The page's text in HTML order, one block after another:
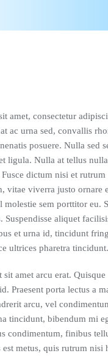
amet, consectetur
ac urna sed, convallis
posuere. Nulla sed
ligula. Nulla at tellus
Fusce dictum nisi et
vitae viverra justo ornare
molestie sem porttitor eu.
Suspendisse aliquet
et urna id, tincidunt
ultrices pharetra tincidunt.
sit amet arcu erat.
Praesent porta lectus a
arcu, vel
tincidunt, bibendum mi
condimentum, finibus
est metus, quis rutrum nisi